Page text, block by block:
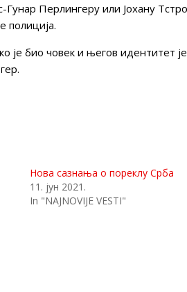
Гунар Перлингеру или Јохану
полиција.
је био човек и његов идентитет
Нова сазнања о пореклу Срба
11. јун 2021.
In "NAJNOVIJE VESTI"